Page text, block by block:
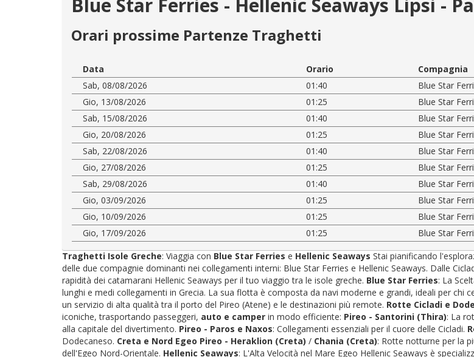
Blue Star Ferries - Hellenic Seaways Lipsi -
Orari prossime Partenze Traghetti
Data Orario Compagnia
Sab, 08/08/2026
01:40 Blue Star
Gio, 13/08/2026
01:25 Blue Star
Sab, 15/08/2026
01:40 Blue Star
Gio, 20/08/2026
01:25 Blue Star
Sab, 22/08/2026
01:40 Blue Star
Gio, 27/08/2026
01:25 Blue Star
Sab, 29/08/2026
01:40 Blue Star
Gio, 03/09/2026
01:25 Blue Star
Gio, 10/09/2026
01:25 Blue Star
Gio, 17/09/2026
01:25 Blue Star
Traghetti Isole Greche: Viaggia con Blue Star Ferries e Hellenic Seaways Stai pianificando
delle due compagnie dominanti nei collegamenti interni: Blue Star Ferries e Hellenic Seaways. Dalle
rapidità dei catamarani Hellenic Seaways per il tuo viaggio tra le isole greche. Blue Star Ferries: La
lunghi e medi collegamenti in Grecia. La sua flotta è composta da navi moderne e grandi, ideali per chi
un servizio di alta qualità tra il porto del Pireo (Atene) e le destinazioni più remote. Rotte Cicladi e
iconiche, trasportando passeggeri, auto e camper in modo efficiente: Pireo - Santorini (Thira): La
alla capitale del divertimento. Pireo - Paros e Naxos: Collegamenti essenziali per il cuore delle Cicladi.
Dodecaneso. Creta e Nord Egeo Pireo - Heraklion (Creta) / Chania (Creta): Rotte notturne per la
dell'Egeo Nord-Orientale. Hellenic Seaways: L'Alta Velocità nel Mare Egeo Hellenic Seaways è